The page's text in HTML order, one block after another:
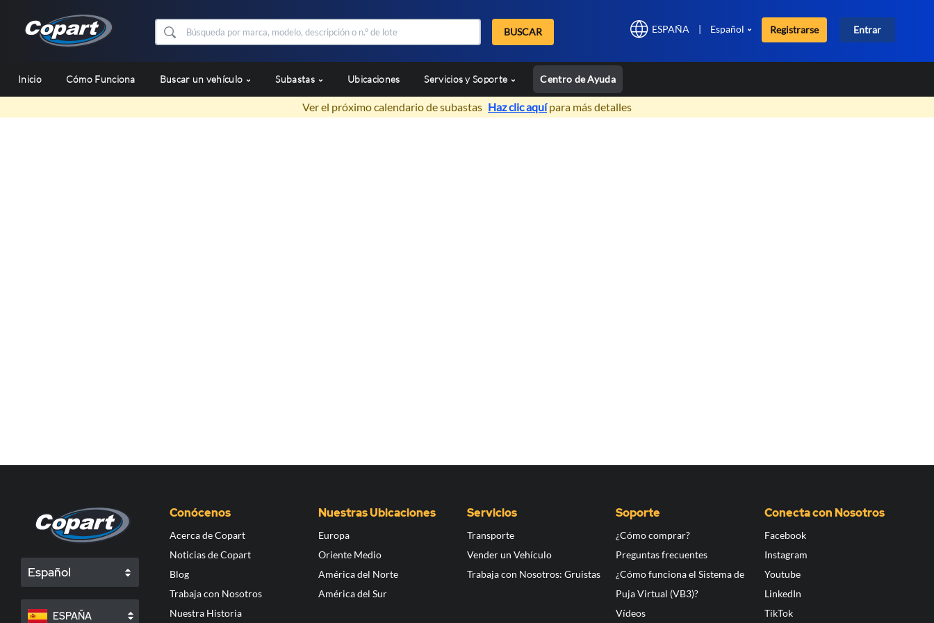
BUSCAR ESPAÑA | Español Registrarse Entrar
Inicio Cómo Funciona Buscar un vehículo Subastas Ubicaciones Servicios y Soporte Centro de Ayuda
Ver el próximo calendario de subastas Haz clic aquípara más detalles
Español
ESPAÑA
Conócenos
Acerca de Copart
Noticias de Copart
Blog
Trabaja con Nosotros
Nuestra Historia
Nuestras Ubicaciones
Europa
Oriente Medio
América del Norte
América del Sur
Servicios
Transporte
Vender un Vehículo
Trabaja con Nosotros: Gruistas
Soporte
¿Cómo comprar?
Preguntas frecuentes
¿Cómo funciona el Sistema de
Puja Virtual (VB3)?
Vídeos
Conecta con Nosotros
Facebook
Instagram
Youtube
LinkedIn
TikTok